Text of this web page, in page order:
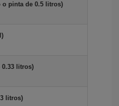
o pinta de 0.5 litros)
0.33 litros)
litros)